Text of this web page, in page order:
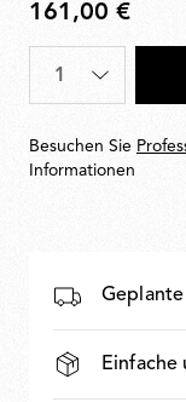
161,00
€
161,00 €
Menge
Besuchen Sie
Informationen
Einfache